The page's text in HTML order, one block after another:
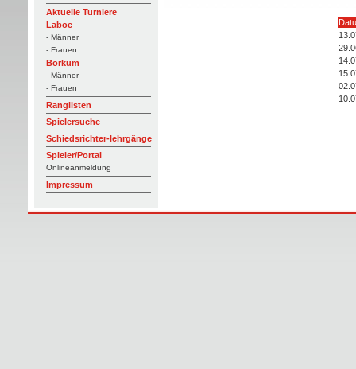
Aktuelle Turniere
Laboe
- Männer
- Frauen
Borkum
- Männer
- Frauen
Ranglisten
Spielersuche
Schiedsrichter-lehrgänge
Spieler/Portal
Onlineanmeldung
Impressum